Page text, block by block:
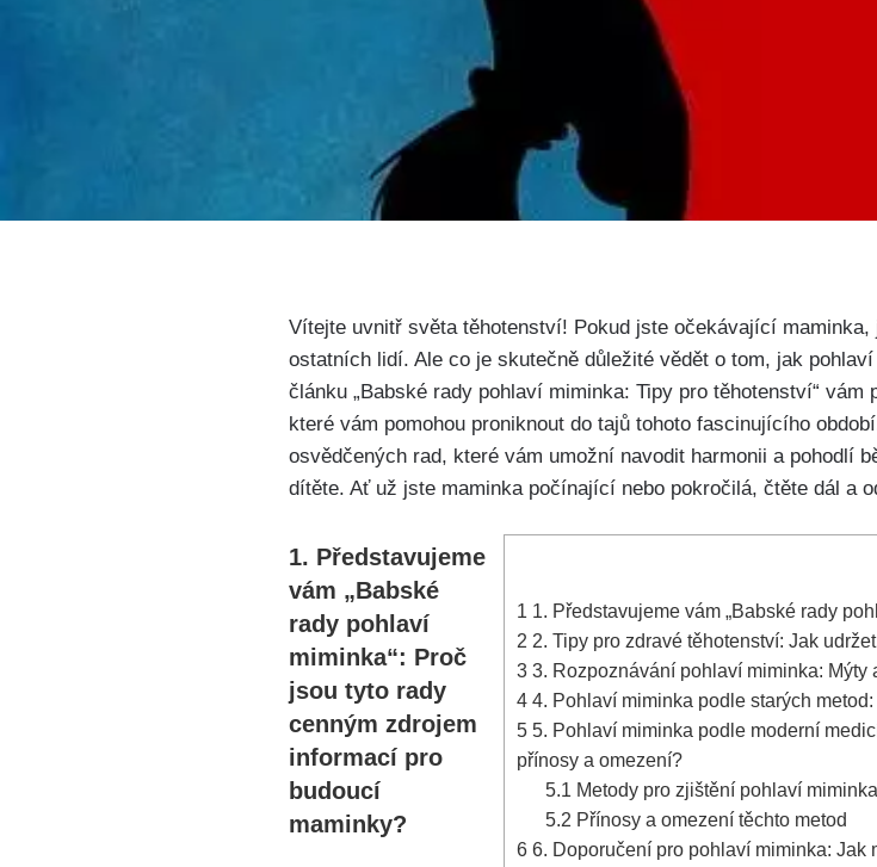
Vítejte uvnitř světa těhotenství! Pokud​ jste očekávající‍
ostatních lidí. Ale co je skutečně ⁢důležité vědět o tom,​ jak
článku „Babské rady pohlaví miminka: Tipy pro těhotenství“
které vám pomohou⁣ proniknout do tajů tohoto fascinujícího
osvědčených rad, které vám umožní navodit ‌harmonii a pohodlí
dítěte. ​Ať už jste maminka​ počínající nebo pokročilá, čtěte dál a
1 1.‍ Představujeme vám „Babské rady
2 2. Tipy pro zdravé těhotenství: Jak
3 3. Rozpoznávání pohlaví miminka:
4 4. Pohlaví miminka podle starých
5 5. Pohlaví‍ miminka podle moderní
přínosy a omezení?
5.1 Metody pro ⁣zjištění pohlaví
5.2 Přínosy a omezení těchto‌ metod
6 6. Doporučení pro pohlaví miminka:
1.‍ Představujeme
vám „Babské
rady pohlaví
miminka“: Proč‍
jsou​ tyto rady
cenným zdrojem
informací pro
budoucí
maminky?